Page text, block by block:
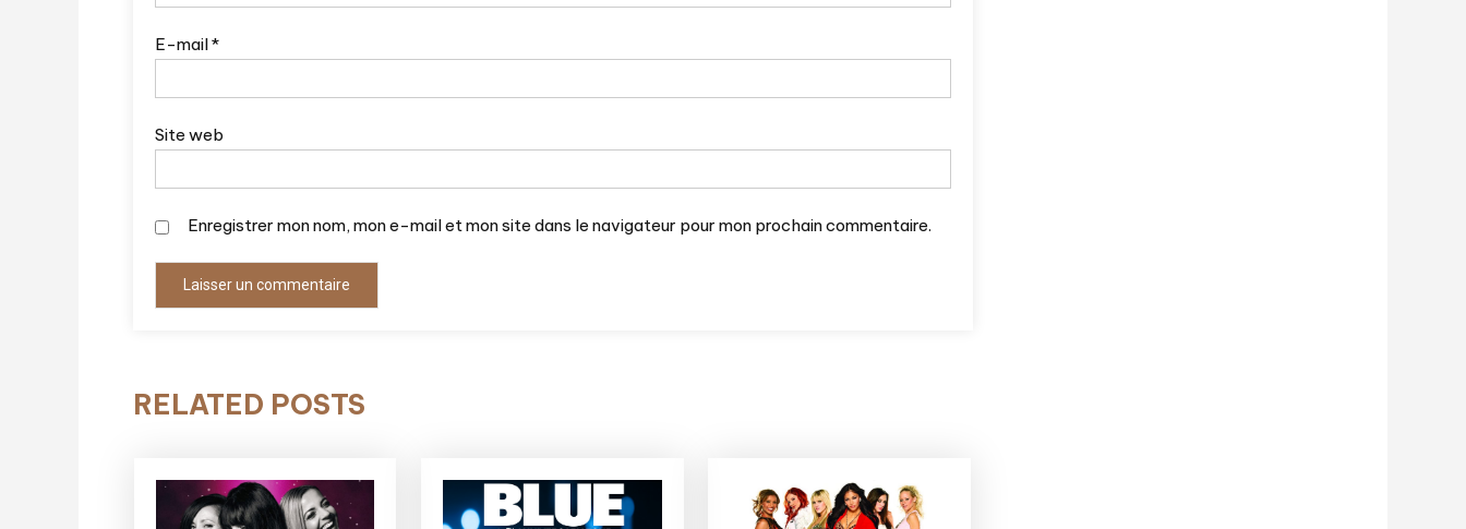
E-mail*
Site web
Enregistrer mon nom, mon e-mail et mon site dans le navigateur pour mon prochain commentaire.
RELATED POSTS